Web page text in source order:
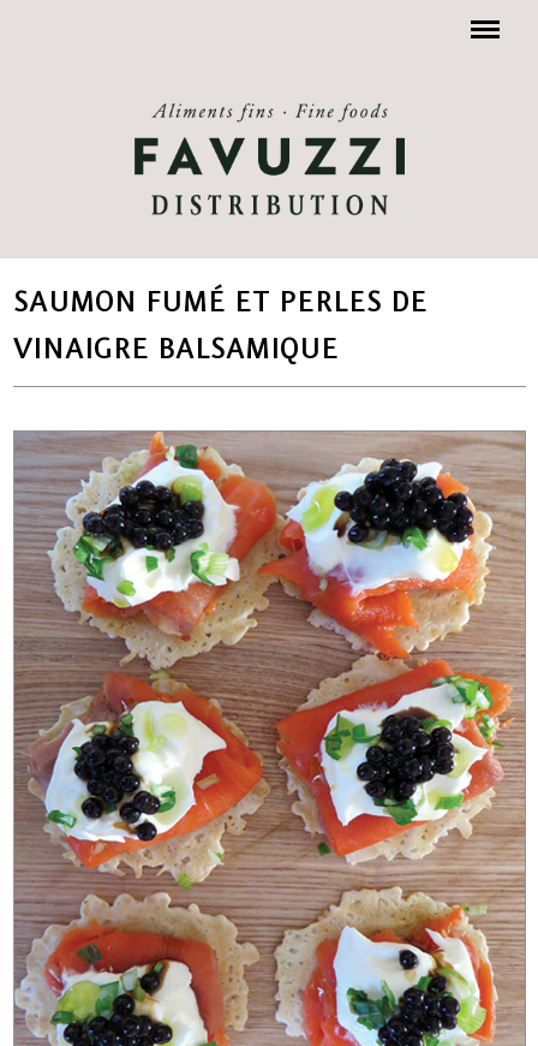
Menu
SAUMON FUMÉ ET PERLES DE
VINAIGRE BALSAMIQUE